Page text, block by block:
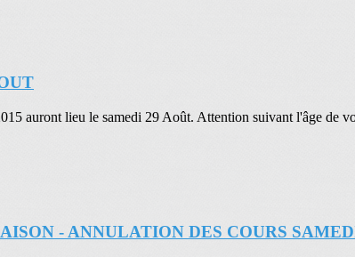
auront lieu le samedi 29 Août. Attention suivant l'âge de
- ANNULATION DES COURS